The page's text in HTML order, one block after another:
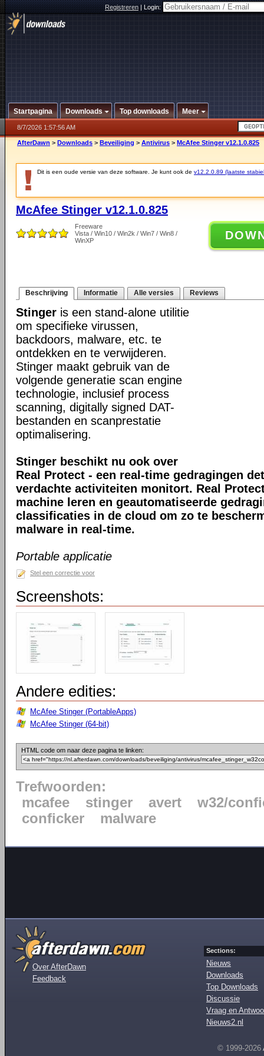
Registreren|Login:
Startpagina Downloads Top downloads Meer
8/7/2026 1:57:56 AM
AfterDawn > Downloads > Beveiliging > Antivirus > McAfee Stinger v12.1.0.825
Dit is een oude versie van deze software. Je kunt ook de v12.2.0.89 (laatste
McAfee Stinger v12.1.0.825
Freeware
Vista / Win10 / Win2k / Win7 / Win8 /
WinXP
Beschrijving Informatie Alle versies Reviews
Stinger is een stand-alone utilitie
om specifieke virussen,
backdoors, malware, etc. te
ontdekken en te verwijderen.
Stinger maakt gebruik van de
volgende generatie scan engine
technologie, inclusief process
scanning, digitally signed DAT-
bestanden en scanprestatie
optimalisering.
Stinger beschikt nu ook over
Real Protect - een real-time gedragingen
verdachte activiteiten monitort. Real
machine leren en geautomatiseerde
classificaties in de cloud om zo te
malware in real-time.
Portable applicatie
Stel een correctie voor
Screenshots:
Andere edities:
McAfee Stinger (PortableApps)
McAfee Stinger (64-bit)
HTML code om naar deze pagina te linken:
Trefwoorden:
mcafee
stinger avert
w32/
conficker
malware
Over AfterDawn
Feedback
Sections:
Nieuws
Downloads
Top Downloads
Discussie
Vraag en
Nieuws2.nl
© 1999-2026